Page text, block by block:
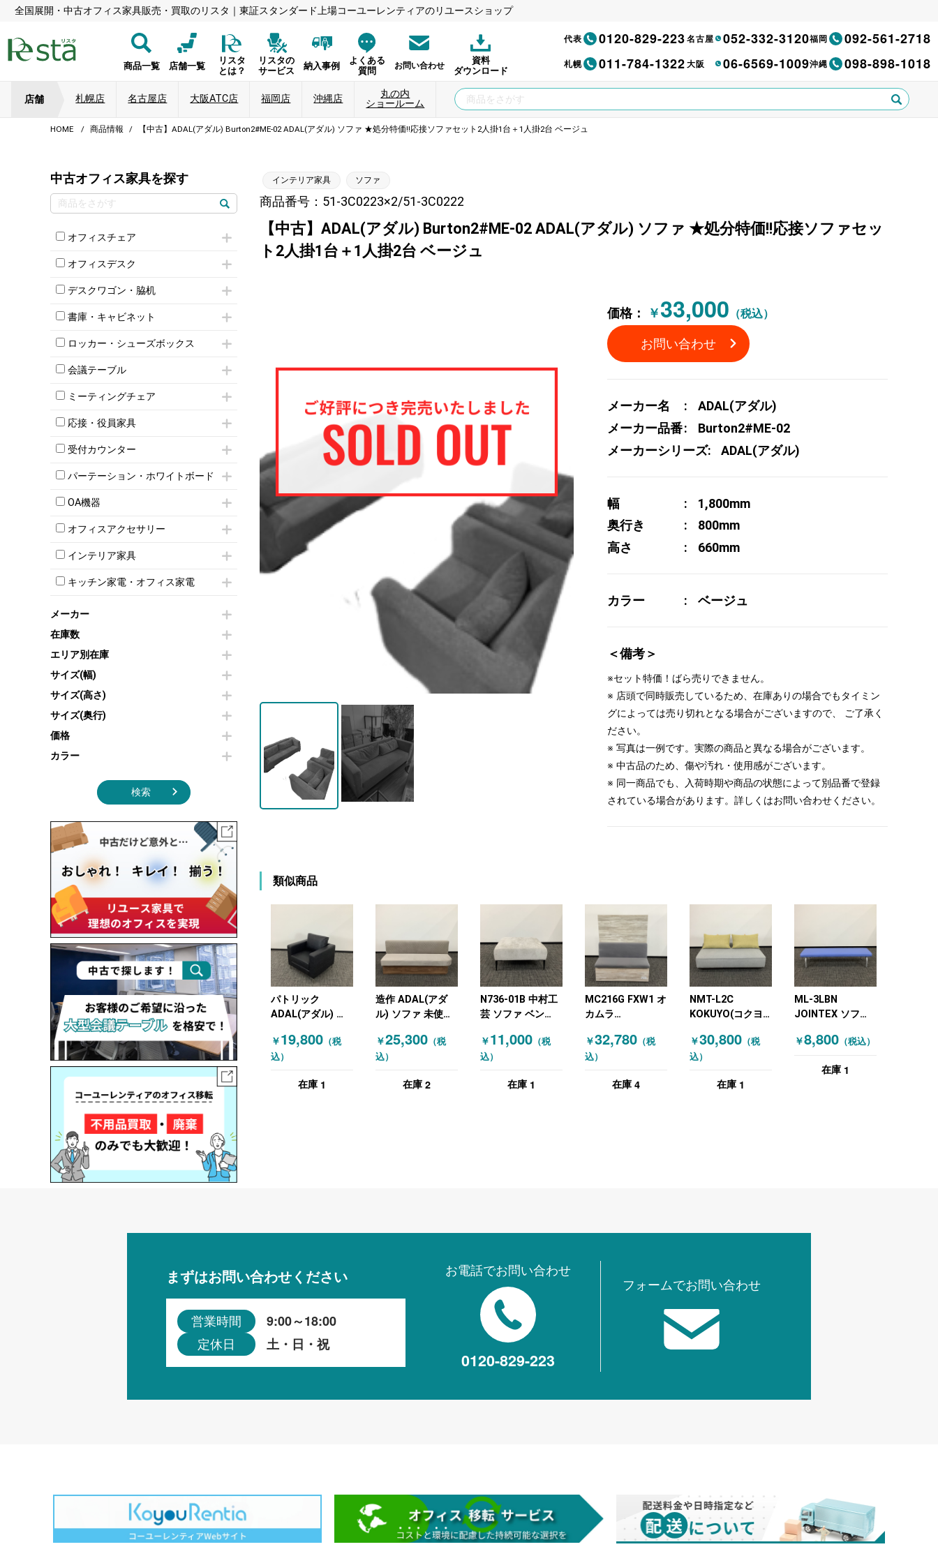
全国展開・中古オフィス家具販売・買取のリスタ｜東証スタンダード上場コーユーレンティアのリユースショップ
商品一覧 店舗一覧
リスタ
とは？
リスタの
サービス
納入事例
よくある
質問
お問い合わせ
資料
ダウンロード
代表 0120-829-223名古屋 052-332-3120福岡 092-561-2718
札幌 011-784-1322大阪 06-6569-1009沖縄 098-898-1018
店舗 札幌店 名古屋店 大阪ATC店 福岡店 沖縄店
丸の内
ショールーム
HOME 商品情報 【中古】ADAL(アダル) Burton2#ME-02 ADAL(アダル) ソファ ★処分特価!!応接ソファセット2人掛1台＋1人掛2台 ベージュ
中古オフィス家具を探す
オフィスチェア
肘付きチェア
肘無しチェア
役員チェア
オフィスチェアその他
オフィスデスク
片袖机
フリーアドレスデスク（ベンチデスク）
昇降デスク
両袖机
デスクワゴン・脇机
インワゴン2段
インワゴン3段
脇机
書庫・キャビネット
ハイキャビネット
ローキャビネット
両開きキャビネット
上下連結キャビネット
軽量ラック（スチールラック）
収納家具その他
オープン書庫
両開書庫
引き違い書庫
ロッカー・シューズボックス
1人用ロッカー
2人用ロッカー
3人用ロッカー
5人用ロッカー
8人用ロッカー
多人数ロッカー
シリンダー錠ロッカー
ダイヤル錠ロッカー
ボタン錠ロッカー
シューズロッカー・下駄箱
ロッカーその他
会議テーブル
ミーティングテーブル
スタッキングテーブル
ネスティングテーブル
カウンターテーブル
T字脚テーブル
会議テーブルW1200～
会議テーブルW1800～
折りたたみ会議テーブル
ハイテーブル
ミーティングチェア
キャスター付きミーティングチェア
スタッキングミーティングチェア
テーブル付きミーティングチェア
折りたたみミーティングチェア
ハイチェア
ミーティングチェアその他
応接・役員家具
応接セット
応接ソファ
応接チェア
応接・役員家具その他
受付カウンター
ハイカウンター
ローカウンター
ラウンジカウンター
パーテーション・ホワイトボード
パーテーション
自立タイプパーテーション
パーテーションその他
壁掛けホワイトボード
ホワイトボードその他
OA機器
iPad
電話機（ビジネスフォン）
シュレッダー
スクリーン
プリンター・コピー機
オフィスアクセサリー
チェア用台車
演台・講演台・演説台
防音パネル
コートハンガー・ポールハンガー
傘立て
食器棚・キッチンキャビネット
オフィスアクセサリーその他
インテリア家具
モールドチェア
ダイニングチェア
カウンターテーブル
センターテーブル・サイドテーブル
カフェテーブル
ソファ
シェルフ
ダストボックス（ゴミ箱）
インテリア家具その他
キッチン家電・オフィス家電
冷蔵庫・洗濯機
空気清浄機・加湿器
電子レンジ
液晶テレビ・モニター類
エアコン
照明機器
季節家電
その他キッチン家電・オフィス家電
メーカー
在庫数
エリア別在庫
サイズ(幅)
サイズ(高さ)
サイズ(奥行)
価格
カラー
検索
インテリア家具 ソファ
商品番号：51-3C0223×2/51-3C0222
【中古】ADAL(アダル) Burton2#ME-02 ADAL(アダル) ソファ ★処分特価!!応接ソファセッ
ト2人掛1台＋1人掛2台 ベージュ
価格： ￥33,000 （税込）
お問い合わせ
メーカー名
ADAL(アダル)
メーカー品番
Burton2#ME-02
メーカーシリーズ
ADAL(アダル)
幅
1,800mm
奥行き
800mm
高さ
660mm
カラー ベージュ
＜備考＞
※セット特価！ばら売りできません。
※ 店頭で同時販売しているため、在庫ありの場合でもタイミン
グによっては売り切れとなる場合がございますので、 ご了承く
ださい。
※ 写真は一例です。実際の商品と異なる場合がございます。
※ 中古品のため、傷や汚れ・使用感がございます。
※ 同一商品でも、入荷時期や商品の状態によって別品番で登録
されている場合があります。詳しくはお問い合わせください。
類似商品
パトリック
ADAL(アダル) 応
￥19,800 （税
込）
在庫 1
造作 ADAL(アダ
ル) ソファ 未使用
￥25,300（税
込）
在庫 2
N736-01B 中村工
芸 ソファ ベン
ホワイト
￥11,000（税
込）
在庫 1
MC216G FXW1 オ
カムラ
ァ カフェ ファミ
レス グレー 木目
￥32,780（税
込）
在庫 4
NMT-L2C
KOKUYO(コクヨ)
人掛け イエロー
グレー
￥30,800（税
込）
在庫 1
ML-3LBN
JOINTEX ソファ
ンチ ブルー
￥8,800（税込）
在庫 1
まずはお問い合わせください
営業時間 9:00～18:00
定休日 土・日・祝
お電話でお問い合わせ
0120-829-223
フォームでお問い合わせ